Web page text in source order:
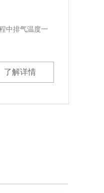
中排气温度一
了解详情